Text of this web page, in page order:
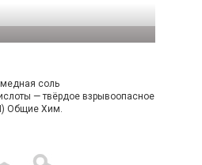
соль
— твёрдое взрывоопасное
Общие Хим.